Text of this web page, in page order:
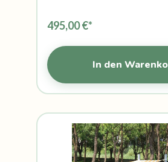
495,00 €*
In den